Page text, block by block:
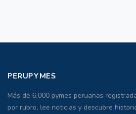
PERUPYMES
Más de 6,000 pymes peruanas
por rubro, lee noticias y descubre